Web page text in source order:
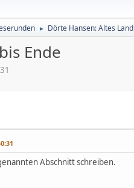
► Dörte Hansen: Altes Land
Ende
Abschnitt schreiben.